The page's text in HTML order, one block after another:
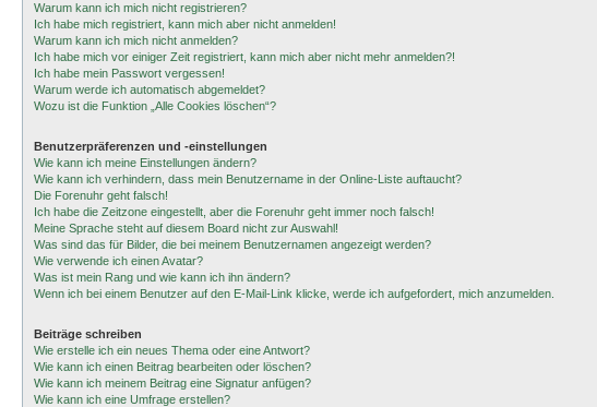
Warum kann ich mich nicht registrieren?
Ich habe mich registriert, kann mich aber nicht anmelden!
Warum kann ich mich nicht anmelden?
Ich habe mich vor einiger Zeit registriert, kann mich aber nicht mehr anmelden?!
Ich habe mein Passwort vergessen!
Warum werde ich automatisch abgemeldet?
Wozu ist die Funktion „Alle Cookies löschen“?
Benutzerpräferenzen und -einstellungen
Wie kann ich meine Einstellungen ändern?
Wie kann ich verhindern, dass mein Benutzername in der Online-Liste auftaucht?
Die Forenuhr geht falsch!
Ich habe die Zeitzone eingestellt, aber die Forenuhr geht immer noch falsch!
Meine Sprache steht auf diesem Board nicht zur Auswahl!
Was sind das für Bilder, die bei meinem Benutzernamen angezeigt werden?
Wie verwende ich einen Avatar?
Was ist mein Rang und wie kann ich ihn ändern?
Wenn ich bei einem Benutzer auf den E-Mail-Link klicke, werde ich aufgefordert, mich anzumelden.
Beiträge schreiben
Wie erstelle ich ein neues Thema oder eine Antwort?
Wie kann ich einen Beitrag bearbeiten oder löschen?
Wie kann ich meinem Beitrag eine Signatur anfügen?
Wie kann ich eine Umfrage erstellen?